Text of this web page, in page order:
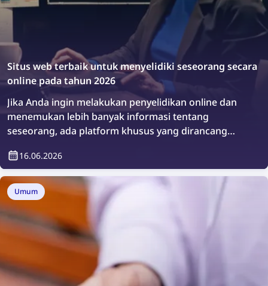
Situs web terbaik untuk menyelidiki seseorang secara
online pada tahun 2026
Jika Anda ingin melakukan penyelidikan online dan
menemukan lebih banyak informasi tentang
seseorang, ada platform khusus yang dirancang
terbaik untuk menyelidiki seseorang secara online.
16.06.2026
Umum